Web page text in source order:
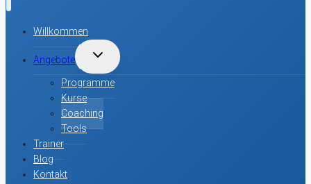
Willkommen
Angebote
UNTERMENÜ
UMSCHALTEN
Programme
Kurse
Coaching
Tools
Trainer
Blog
Kontakt